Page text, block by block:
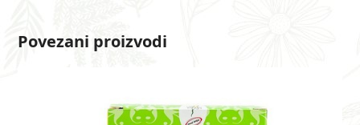
Povezani proizvodi